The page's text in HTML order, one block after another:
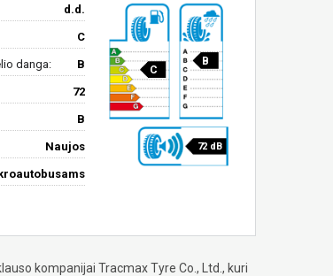
d.d.
C
danga: B
72
B
Naujos
C
B
72 dB
kompanijai Tracmax Tyre Co., Ltd., kuri